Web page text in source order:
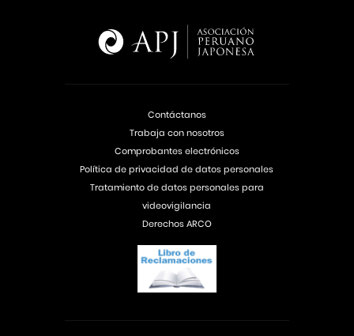
Contáctanos
Trabaja con nosotros
Comprobantes electrónicos
Política de privacidad de datos personales
Tratamiento de datos personales para
videovigilancia
Derechos ARCO